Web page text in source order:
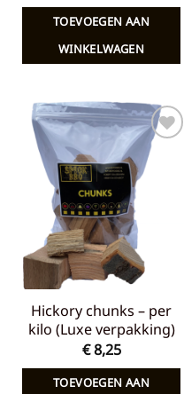
TOEVOEGEN AAN
WINKELWAGEN
Toevoegen
aan
verlanglijst
Hickory chunks – per
kilo (Luxe verpakking)
€8,25
TOEVOEGEN AAN